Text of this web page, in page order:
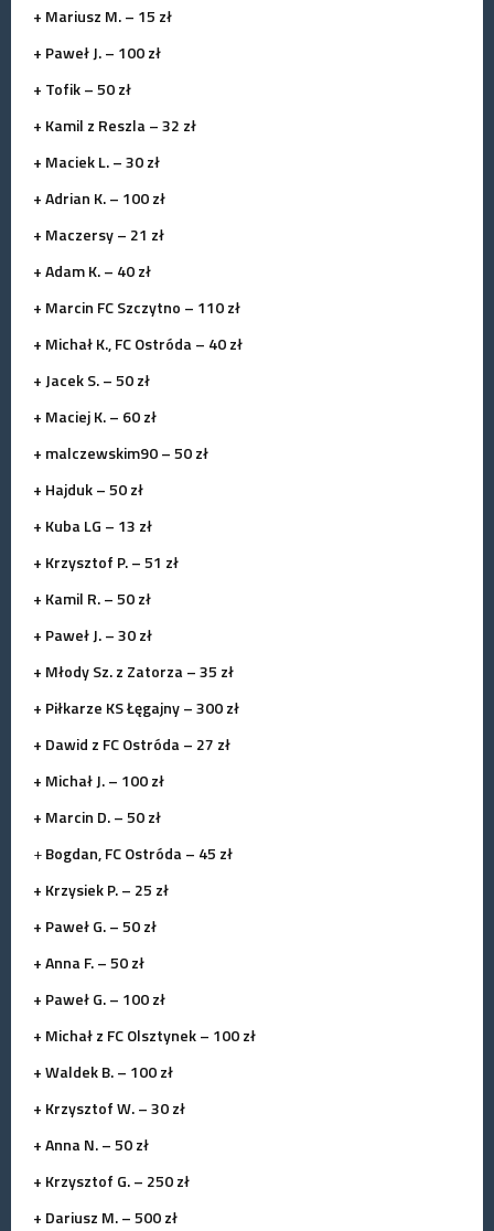
+ Mariusz M. – 15 zł
+ Paweł J. – 100 zł
+ Tofik – 50 zł
+ Kamil z Reszla – 32 zł
+ Maciek L. – 30 zł
+ Adrian K. – 100 zł
+ Maczersy – 21 zł
+ Adam K. – 40 zł
+ Marcin FC Szczytno – 110 zł
+ Michał K., FC Ostróda – 40 zł
+ Jacek S. – 50 zł
+ Maciej K. – 60 zł
+ malczewskim90 – 50 zł
+ Hajduk – 50 zł
+ Kuba LG – 13 zł
+ Krzysztof P. – 51 zł
+ Kamil R. – 50 zł
+ Paweł J. – 30 zł
+ Młody Sz. z Zatorza – 35 zł
+ Piłkarze KS Łęgajny – 300 zł
+ Dawid z FC Ostróda – 27 zł
+ Michał J. – 100 zł
+ Marcin D. – 50 zł
+Bogdan, FC Ostróda – 45 zł
+ Krzysiek P. – 25 zł
+ Paweł G. – 50 zł
+ Anna F. – 50 zł
+ Paweł G. – 100 zł
+ Michał z FC Olsztynek – 100 zł
+ Waldek B. – 100 zł
+ Krzysztof W. – 30 zł
+ Anna N. – 50 zł
+ Krzysztof G. – 250 zł
+ Dariusz M. – 500 zł